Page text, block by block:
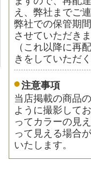
え、弊社までご
弊社での保管期
させていただき
（これ以降に再
きをしていただ
注意事項
当店掲載の商品
ように撮影して
ってカラーの見
って見える場合
いたします。